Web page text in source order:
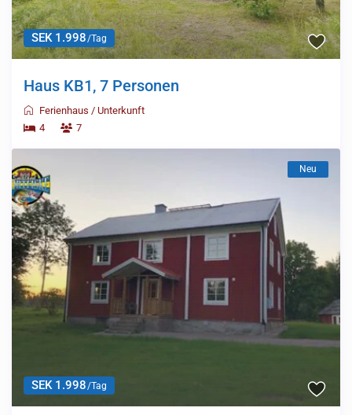
SEK 1.998/Tag
Haus KB1, 7 Personen
Ferienhaus /Unterkunft
4
7
SEK 1.998/Tag
Neu